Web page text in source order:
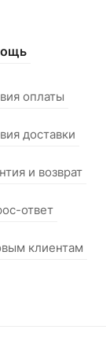
оплаты
доставки
и возврат
ответ
клиентам